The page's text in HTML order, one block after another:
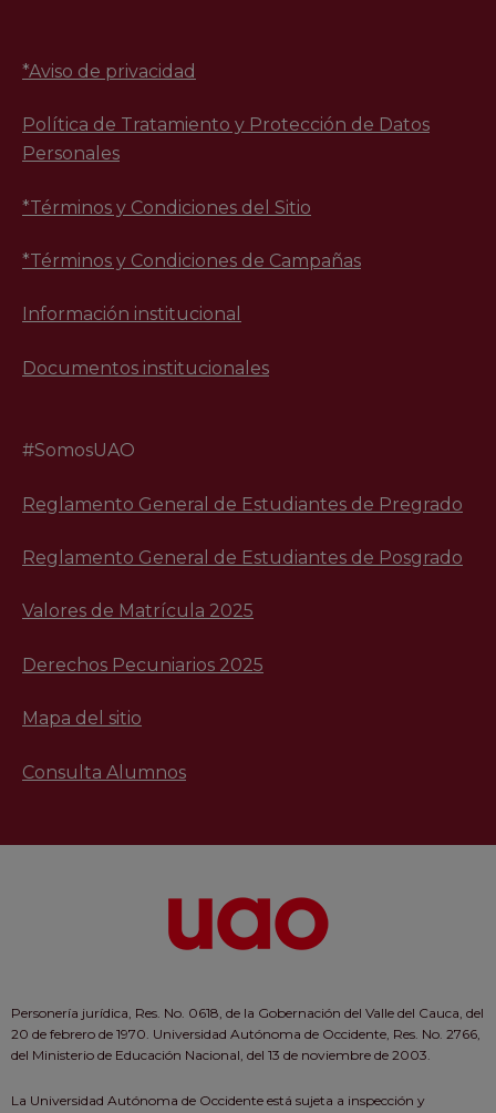
*Aviso de privacidad
Política de Tratamiento y Protección de Datos
Personales
*Términos y Condiciones del Sitio
*Términos y Condiciones de Campañas
Información institucional
Documentos institucionales
#SomosUAO
Reglamento General de Estudiantes de Pregrado
Reglamento General de Estudiantes de Posgrado
Valores de Matrícula 2025
Derechos Pecuniarios 2025
Mapa del sitio
Consulta Alumnos
Personería jurídica, Res. No. 0618, de la Gobernación del Valle del Cauca, del
20 de febrero de 1970. Universidad Autónoma de Occidente, Res. No. 2766,
del Ministerio de Educación Nacional, del 13 de noviembre de 2003.
La Universidad Autónoma de Occidente está sujeta a inspección y